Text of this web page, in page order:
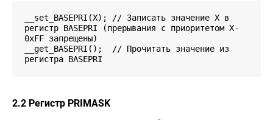
__set_BASEPRI(X); // Записать значение X в
регистр BASEPRI (прерывания с приоритетом X-
0xFF запрещены)
__get_BASEPRI(); // Прочитать значение из
регистра BASEPRI
2.2 Регистр PRIMASK